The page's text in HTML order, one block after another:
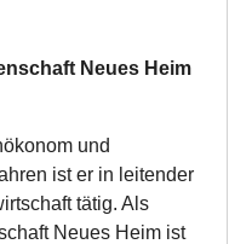
Neues Heim
und
ist er in leitender
tätig. Als
Neues Heim ist